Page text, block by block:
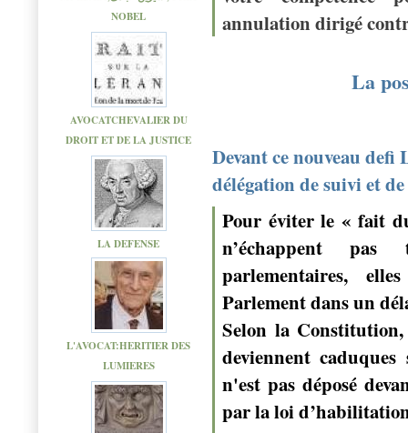
NOBEL
AVOCATCHEVALIER DU
DROIT ET DE LA JUSTICE
LA DEFENSE
L'AVOCAT:HERITIER DES
LUMIERES
annulation dirigé
La
Devant ce nouveau defi
délégation de suivi et
Pour éviter le « fait
n’échappent
parlementaires,
Parlement dans un
Selon la Constitution,
deviennent
n'est pas déposé
par la loi